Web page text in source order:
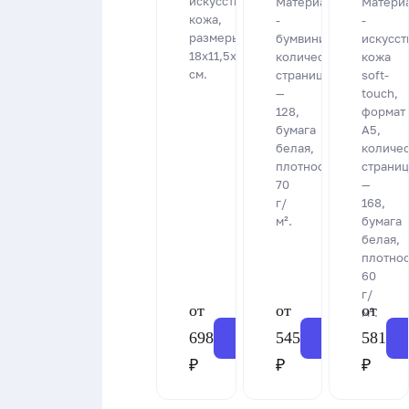
кожа,
размеры
18х11,5х1,5
см.
от
698
₽
Заказать
-
бумвинил,
количество
страниц
—
128,
бумага
белая,
плотность
70
г/
м².
от
545
₽
Заказать
-
кожа
soft-
touch,
формат
А5,
страниц
—
168,
бумага
белая,
60
г/
м².
от
581
₽